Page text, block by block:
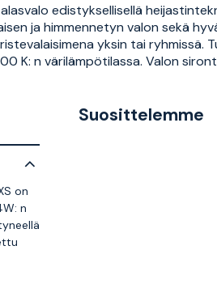
edistyksellisellä
ja himmennetyn valon sekä
yksin tai ryhmissä.
K: n värilämpötilassa. Valon
on
n
Suosittelemme